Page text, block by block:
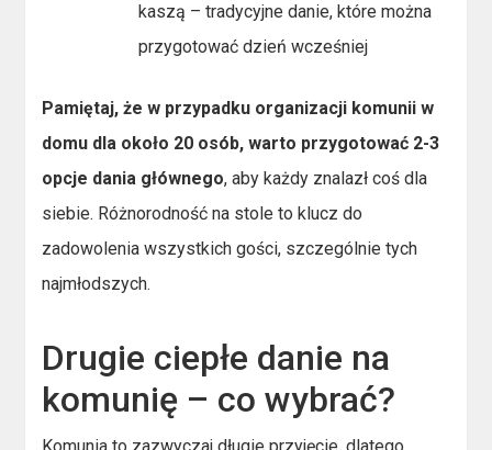
kaszą – tradycyjne danie, które można
przygotować dzień wcześniej
Pamiętaj, że w przypadku organizacji komunii w
domu dla około 20 osób, warto przygotować 2-3
opcje dania głównego, aby każdy znalazł coś dla
siebie. Różnorodność na stole to klucz do
zadowolenia wszystkich gości, szczególnie tych
najmłodszych.
Drugie ciepłe danie na
komunię – co wybrać?